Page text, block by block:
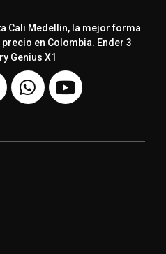
Cali Medellin, la mejor forma
en Colombia. Ender 3
Genius X1